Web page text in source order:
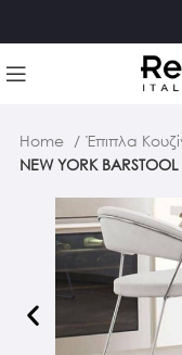
Home Έπιπλα
NEW YORK BARSTOOL